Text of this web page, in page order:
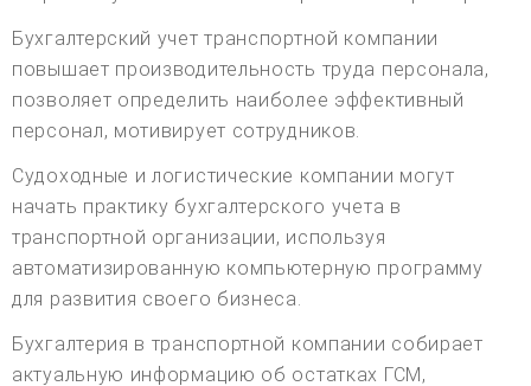
Бухгалтерский учет транспортной компании
повышает производительность труда персонала,
позволяет определить наиболее эффективный
персонал, мотивирует сотрудников.
Судоходные и логистические компании могут
начать практику бухгалтерского учета в
транспортной организации, используя
автоматизированную компьютерную программу
для развития своего бизнеса.
Бухгалтерия в транспортной компании собирает
актуальную информацию об остатках ГСМ,